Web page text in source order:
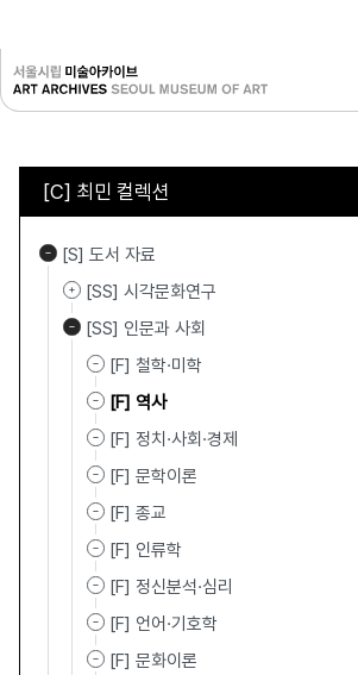
[C] 최민 컬렉션
[S] 도서 자료
[SS] 시각문화연구
[SS] 인문과 사회
[F] 철학·미학
[F] 역사
[F] 정치·사회·경제
[F] 문학이론
[F] 종교
[F] 인류학
[F] 정신분석·심리
[F] 언어·기호학
[F] 문화이론